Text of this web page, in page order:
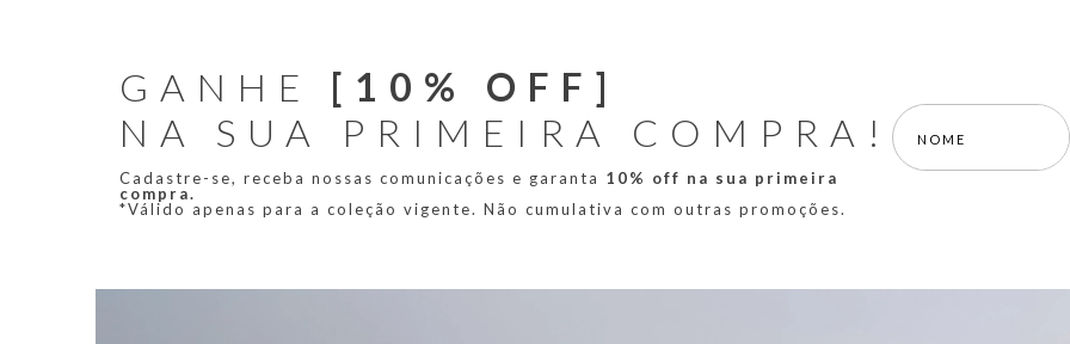
GANHE [10% OFF]
NA SUA PRIMEIRA COMPRA!
Cadastre-se, receba nossas comunicações e garanta 10% off na sua primeira
compra.
*Válido apenas para a coleção vigente. Não cumulativa com outras promoções.